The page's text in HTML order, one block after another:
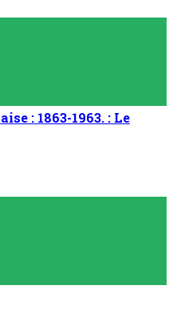
: 1863-1963. : Le